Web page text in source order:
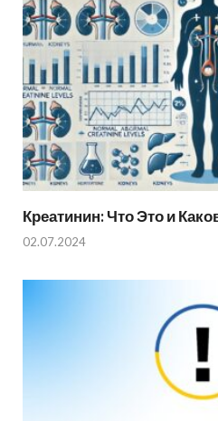
Креатинин: Что Это и
02.07.2024